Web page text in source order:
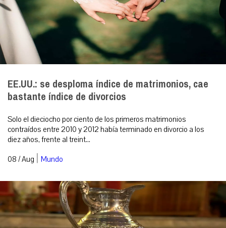
EE.UU.: se desploma índice de matrimonios, cae
bastante índice de divorcios
Solo el dieciocho por ciento de los primeros matrimonios
contraídos entre 2010 y 2012 había terminado en divorcio a los
diez años, frente al treint...
08 / Aug | Mundo